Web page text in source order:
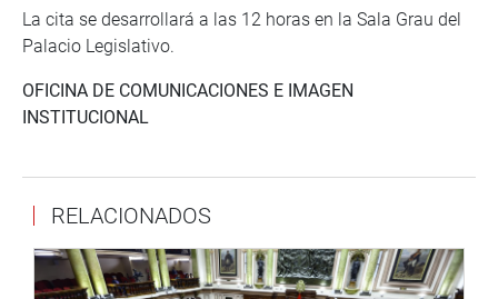
La cita se desarrollará a las 12 horas en la Sala Grau del
Palacio Legislativo.
OFICINA DE COMUNICACIONES E IMAGEN
INSTITUCIONAL
RELACIONADOS